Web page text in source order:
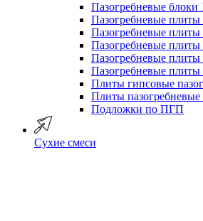
Пазогребневые блоки
Пазогребневые
Пазогребневые плиты
Пазогребневые
Пазогребневые
Пазогребневые
Плиты гипсовые
Плиты
Подложки по ПГП
Сухие смеси